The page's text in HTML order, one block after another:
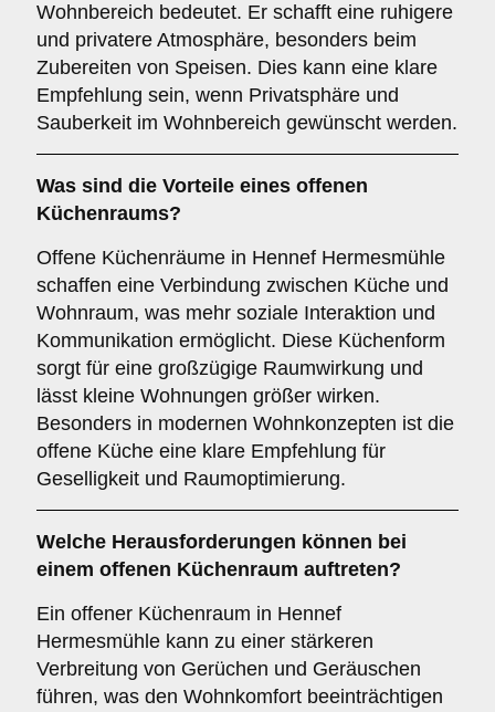
Wohnbereich bedeutet. Er schafft eine ruhigere
und privatere Atmosphäre, besonders beim
Zubereiten von Speisen. Dies kann eine klare
Empfehlung sein, wenn Privatsphäre und
Sauberkeit im Wohnbereich gewünscht werden.
Was sind die Vorteile eines offenen
Küchenraums?
Offene Küchenräume in Hennef Hermesmühle
schaffen eine Verbindung zwischen Küche und
Wohnraum, was mehr soziale Interaktion und
Kommunikation ermöglicht. Diese Küchenform
sorgt für eine großzügige Raumwirkung und
lässt kleine Wohnungen größer wirken.
Besonders in modernen Wohnkonzepten ist die
offene Küche eine klare Empfehlung für
Geselligkeit und Raumoptimierung.
Welche Herausforderungen können bei
einem offenen Küchenraum auftreten?
Ein offener Küchenraum in Hennef
Hermesmühle kann zu einer stärkeren
Verbreitung von Gerüchen und Geräuschen
führen, was den Wohnkomfort beeinträchtigen